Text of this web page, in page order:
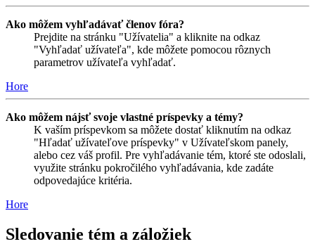
Ako môžem vyhľadávať členov fóra?
Prejdite na stránku "Užívatelia" a kliknite na odkaz
"Vyhľadať užívateľa", kde môžete pomocou rôznych
parametrov užívateľa vyhľadať.
Hore
Ako môžem nájsť svoje vlastné príspevky a témy?
K vaším príspevkom sa môžete dostať kliknutím na odkaz
"Hľadať užívateľove príspevky" v Užívateľskom panely,
alebo cez váš profil. Pre vyhľadávanie tém, ktoré ste odoslali,
využite stránku pokročilého vyhľadávania, kde zadáte
odpovedajúce kritéria.
Hore
Sledovanie tém a záložiek